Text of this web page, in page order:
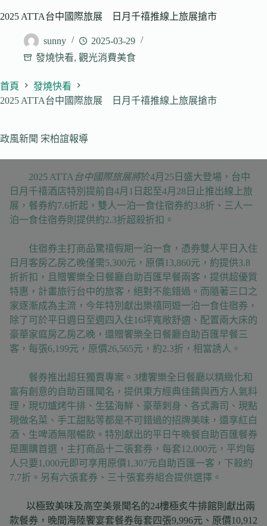
2025 ATTA台中國際旅展 日月千禧推線上旅展搶市
sunny
2025-03-29
發燒快看, 觀光消費美食
首頁
發燒快看
2025 ATTA台中國際旅展 日月千禧推線上旅展搶市
政風新聞 宋柏誼報導
2025 ATTA 台中國際旅展將於4月25日盛大登場，台中
日月千禧酒店特別提前自4月1日起至4月28日止推出線上旅
展，餐券約7.6折起，雙人一泊一食住宿券約3.8折、三人一
泊一食住宿券則提供約2.3折超殺折扣。
住宿券主打商品驚禧假期一泊一食，憑券雙人平日入住
日月客房乙房乙晚僅需5,300元，原價13,860元，約提供3.8
折折扣，且贈饗樂全日餐廳自助百匯早餐兩客，提供超優質
特惠，計畫旅行台中的旅客，絕對不能錯過。而隨著三口之
家逐漸成為主流，今年特別獻出樂禧同遊一泊一食住宿券，
除了可於平日週日至週四入住16坪寬敞舒適、配置兩大床的
豪華家庭房乙房乙晚，還贈饗樂全日餐廳自助百匯早餐三
客，每張6,199元，原價26,565元，約2.3折，相當誘人。
餐券推出超狂獨賣專案。3樓饗樂全日餐廳以精緻化和
富有創意的自助百匯聞名，提供東方經典佳餚與西方人氣料
理，現切爐烤牛排、生猛海鮮、豪華刺身、各式壽司、現點
現做名菜、手工甜點等都是不可錯過的招牌美味，還享紅白
酒、生啤酒無限暢飲。特別獻出的平日午晚餐自助百匯餐券
是團購首選，主打商品十二張套券，每套12,000元，平均每
人只要1,000元即可享用原價1,307元自助百匯一客，下殺約
7.7折。另有六張套券、三十張套券組合提供選擇。
以極致美味及高空美景聞名的24樓極炙牛排館則獻出兩
款餐券，晚間海陸饗宴套餐券每套四張9,996元、原價10,912